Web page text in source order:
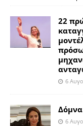
22
6
6